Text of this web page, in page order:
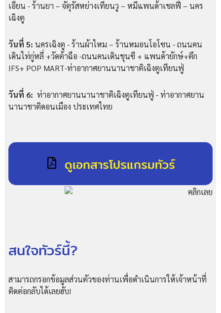
เอี้ยน - ร้านยา – จัตุรัสหย่างเทียนวู – หมีแพนด้าเชลฟี่ – นคร
เฉิงตู
วันที่ 5: นครเฉิงตู - ร้านผ้าไหม – ร้านหมอนโอโซน - ถนนคน
เดินไท่กู่หลี่ +วัดต้าฉือ -ถนนคนเดินชุนซี + แพนด้ายักษ์+ตึก
IFS+ POP MART-ท่าอากาศยานนานาชาติเฉิงตูเทียนฟู่
วันที่ 6: ท่าอากาศยานนานาชาติเฉิงตูเทียนฟู่ - ท่าอากาศยาน
นานาชาติดอนเมือง ประเทศไทย
ดูเอกสารโปรแกรมทัวร์
สนใจทัวร์นี้?
สามารถกรอกข้อมูลส่วนตัวของท่านเพื่อดำเนินการให้เจ้าหน้าที่
ติดต่อกลับได้เลยฮับ!